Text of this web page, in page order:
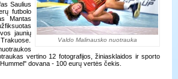
Valdo Malinausko nuotrauka
Saulius
futbolo
Mantas
jaunių
vertino 12 fotografijos, žiniasklaidos ir sporto
dovana - 100 eurų vertės čekis.